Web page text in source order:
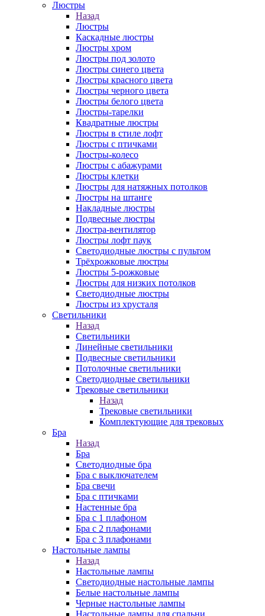
Люстры
Назад
Люстры
Каскадные люстры
Люстры хром
Люстры под золото
Люстры синего цвета
Люстры красного цвета
Люстры черного цвета
Люстры белого цвета
Люстры-тарелки
Квадратные люстры
Люстры в стиле лофт
Люстры с птичками
Люстры-колесо
Люстры с абажурами
Люстры клетки
Люстры для натяжных потолков
Люстры на штанге
Накладные люстры
Подвесные люстры
Люстра-вентилятор
Люстры лофт паук
Светодиодные люстры с пультом
Трёхрожковые люстры
Люстры 5-рожковые
Люстры для низких потолков
Cветодиодные люстры
Люстры из хрусталя
Светильники
Назад
Светильники
Линейные светильники
Подвесные светильники
Потолочные светильники
Светодиодные светильники
Трековые светильники
Назад
Трековые светильники
Комплектующие для трековых
Бра
Назад
Бра
Светодиодные бра
Бра с выключателем
Бра свечи
Бра с птичками
Настенные бра
Бра с 1 плафоном
Бра с 2 плафонами
Бра с 3 плафонами
Настольные лампы
Назад
Настольные лампы
Светодиодные настольные лампы
Белые настольные лампы
Черные настольные лампы
Настольные лампы для спальни